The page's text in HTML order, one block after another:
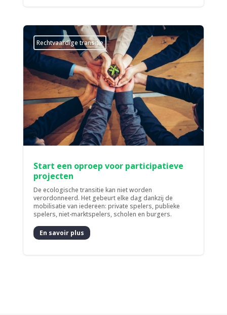
Rechtvaardige transitie
Start een oproep voor participatieve
projecten
De ecologische transitie kan niet worden
verordonneerd. Het gebeurt elke dag dankzij de
mobilisatie van iedereen: private spelers, publieke
spelers, niet-marktspelers, scholen en burgers.
En savoir plus